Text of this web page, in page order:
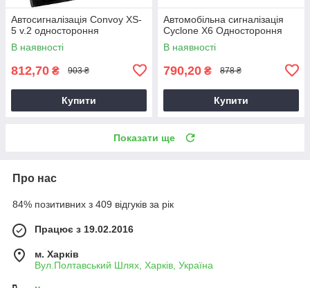
Автосигналізація Convoy XS-
5 v.2 одностороння
В наявності
812,70 ₴ 903 ₴
Купити
Автомобільна сигналізація
Cyclone X6 Одностороння
В наявності
790,20 ₴ 878 ₴
Купити
Показати ще
Про нас
84% позитивних з 409 відгуків за рік
Працює з 19.02.2016
м. Харків
Вул.Полтавський Шлях, Харків, Україна